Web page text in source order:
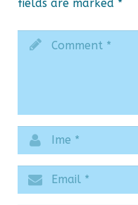
fields are marked *